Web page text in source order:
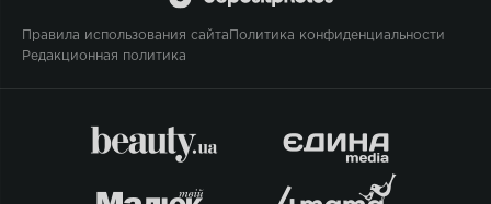
Правила использования сайта Политика конфиденциальности
Редакционная политика